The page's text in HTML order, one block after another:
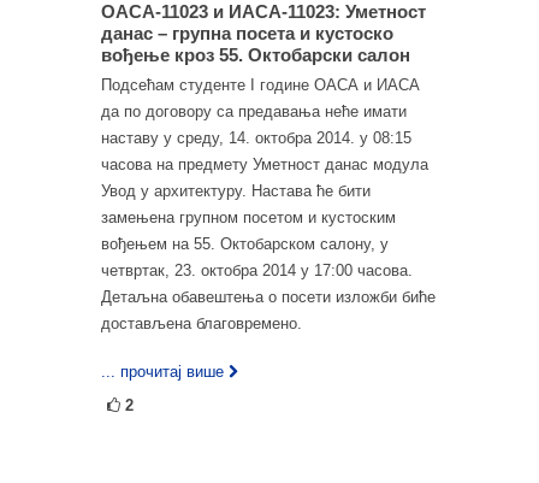
ОАСА-11023 и ИАСА-11023: Уметност
данас – групна посета и кустоско
вођење кроз 55. Октобарски салон
Подсећам студенте I године ОАСА и ИАСА
да по договору са предавања неће имати
наставу у среду, 14. октобра 2014. у 08:15
часова на предмету Уметност данас модула
Увод у архитектуру. Настава ће бити
замењена групном посетом и кустоским
вођењем на 55. Октобарском салону, у
четвртак, 23. октобра 2014 у 17:00 часова.
Детаљна обавештења о посети изложби биће
достављена благовремено.
... прочитај више
2